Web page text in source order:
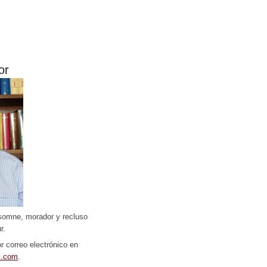
morador y recluso
correo electrónico en